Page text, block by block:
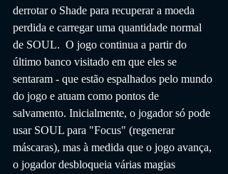
derrotar o Shade para recuperar a moeda
perdida e carregar uma quantidade normal
de SOUL.  O jogo continua a partir do
último banco visitado em que eles se
sentaram - que estão espalhados pelo mundo
do jogo e atuam como pontos de
salvamento. Inicialmente, o jogador só pode
usar SOUL para "Focus" (regenerar
máscaras), mas à medida que o jogo avança,
o jogador desbloqueia várias magias